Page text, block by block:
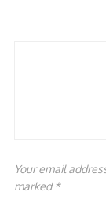
Your email
marked*